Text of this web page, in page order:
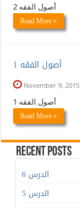
أصول الفقه 2
Read More »
1 أصول الفقه
November 9, 2015
1 أصول الفقه
Read More »
Recent Posts
الدرس 6
الدرس 5